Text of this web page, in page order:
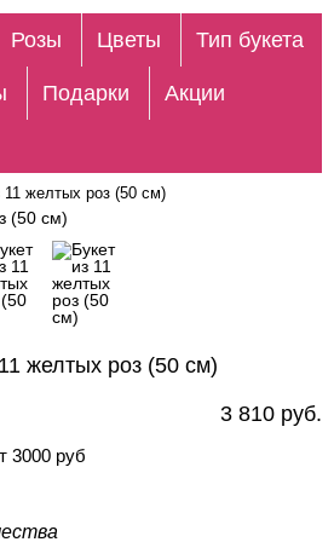
Розы Цветы Тип букета
Подарки Акции
11 желтых роз (50 см)
желтых роз (50 см)
3 810 руб.
3000 руб